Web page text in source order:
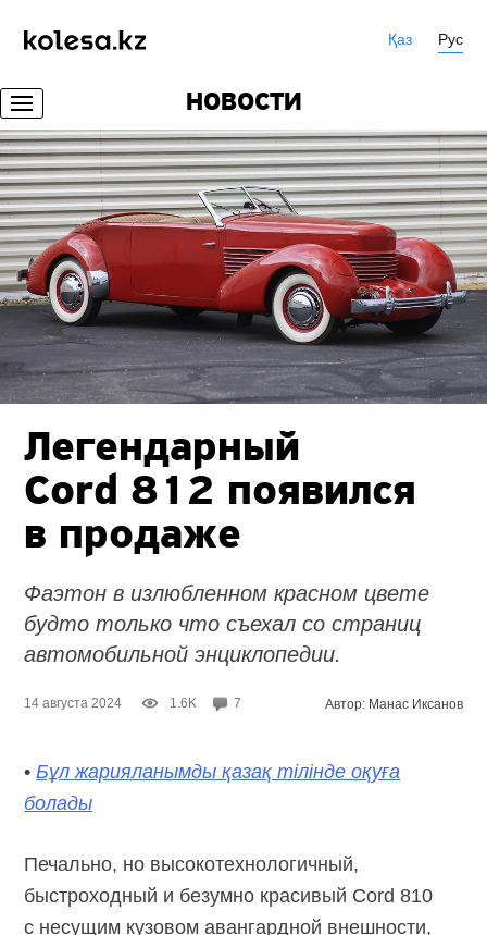
Қаз Рус
НОВОСТИ
Легендарный
Cord 812 появился
в продаже
Фаэтон в излюбленном красном цвете
будто только что съехал со страниц
автомобильной энциклопедии.
14 августа 2024 1.6K 7 Автор: Манас Иксанов
•Бұл жарияланымды қазақ тілінде оқуға
болады
Печально, но высокотехнологичный,
быстроходный и безумно красивый Cord 810
с несущим кузовом авангардной внешности,